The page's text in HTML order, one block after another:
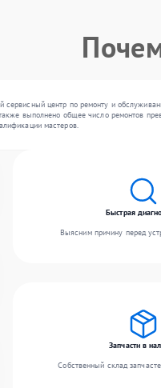
сервисный центр по ремонту и
выполнено общее число ремонтов
мастеров.
Быстрая
Выясним причину перед
Запчасти в
Собственный склад